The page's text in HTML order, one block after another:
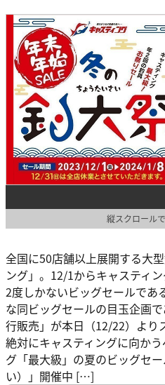
縦スクロール
全国に50店舗以上展開する大
ング」。12/1からキャスティ
2度しかないビッグセールであ
な同ビッグセールの目玉企画
行販売」が本日（12/22）より
絶対にキャスティングに向か
グ「最大級」の夏のビッグセ
い）」開催中 […]